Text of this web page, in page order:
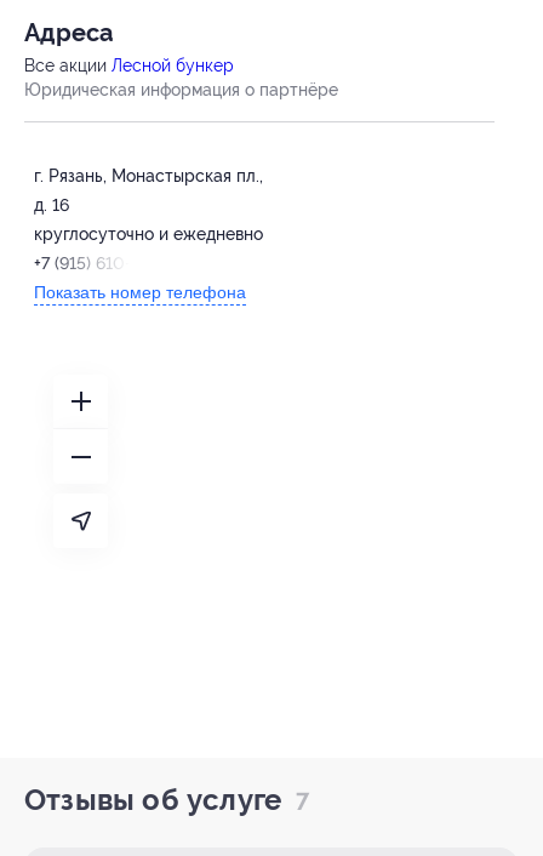
Адресa
Все акции Лесной бункер
Юридическая информация о партнёре
г. Рязань, Монастырская пл.,
д. 16
круглосуточно и ежедневно
+7 (915) 610-00-21
Показать номер телефона
Отзывы об услуге 7